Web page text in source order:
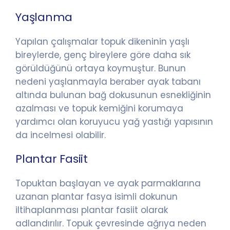
Yaşlanma
Yapılan çalışmalar topuk dikeninin yaşlı
bireylerde, genç bireylere göre daha sık
görüldüğünü ortaya koymuştur. Bunun
nedeni yaşlanmayla beraber ayak tabanı
altında bulunan bağ dokusunun esnekliğinin
azalması ve topuk kemiğini korumaya
yardımcı olan koruyucu yağ yastığı yapısının
da incelmesi olabilir.
Plantar Fasiit
Topuktan başlayan ve ayak parmaklarına
uzanan plantar fasya isimli dokunun
iltihaplanması plantar fasiit olarak
adlandırılır. Topuk çevresinde ağrıya neden